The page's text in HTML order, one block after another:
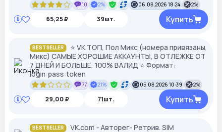
10 2% 06.08.2026 18:24 2%
65,25 ₽ 39шт. Купить
BESTSELLER
⭐ VK ТОП, Пол Микс (номера привязаны,
Микс) САМЫЕ ХОРОШИЕ АККАУНТЫ, В ОТЛЕЖКЕ ОТ
7 ДНЕЙ И БОЛЬШЕ, 100% ВАЛИД ⭐ Формат:
login:pass:token
77 21% 05.08.2026 10:39 2%
29,00 ₽ 71шт. Купить
BESTSELLER
VK.com - Авторег- Ретрив. SIM